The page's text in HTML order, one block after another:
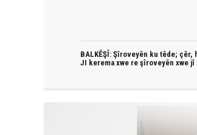
BALKÊŞÎ: Şîroveyên ku têde; çêr,
JI kerema xwe re şîroveyên xwe jî